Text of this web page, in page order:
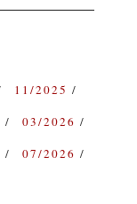
11/2025
03/2026
07/2026